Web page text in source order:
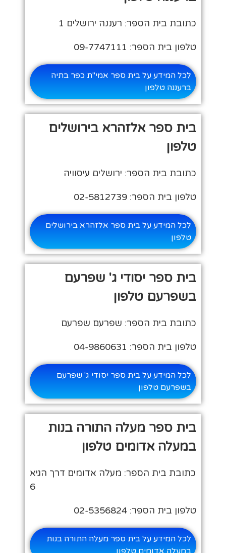
כתובת בית הספר: רעננה ירושלים 1
טלפון בית הספר: 09-7747111
לכל המידע על בית ספר אמי"ת כפר בתיה
ברעננה טלפון
בית ספר אלזהרא בירושלים
טלפון
כתובת בית הספר: ירושלים עיסוויה
טלפון בית הספר: 02-5812739
לכל המידע על בית ספר אלזהרא בירושלים
טלפון
בית ספר יסודי ג' שפרעם
בשפרעם טלפון
כתובת בית הספר: שפרעם שפרעם
טלפון בית הספר: 04-9860631
לכל המידע על בית ספר יסודי ג' שפרעם
בשפרעם טלפון
בית ספר מעלה התורה בנות
במעלה אדומים טלפון
כתובת בית הספר: מעלה אדומים דרך הגיא
6
טלפון בית הספר: 02-5356824
לכל המידע על בית ספר מעלה התורה בנות
במעלה אדומים טלפון